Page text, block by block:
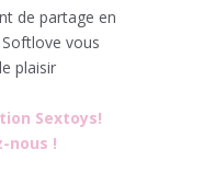
de partage en
vous
plaisir
Sextoys!
nous !